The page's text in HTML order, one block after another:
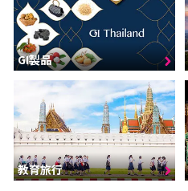
GI製品
教育旅行